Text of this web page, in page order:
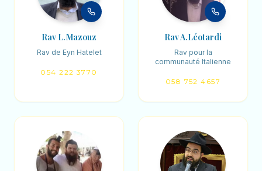
Rav L.Mazouz
Rav de Eyn Hatelet
054 222 3770
Rav A.Léotardi
Rav pour la
communauté Italienne
058 752 4657